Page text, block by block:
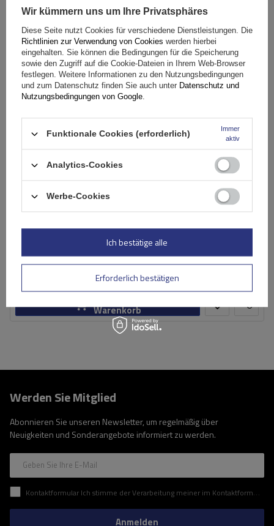
Peruzzo Firenze 2 E-Bike – Heckklappen-Fahrradträger
Maximales Fahrradgewicht:
22,5 kg
Nutzlast der Haltebügel:
45 kg
kompatibel mit Elektrofahrrädern
Aluminiumkonstruktion
179,99 €inkl. MwSt
Große Menge verfügbar Wir versenden schon am
Warenkorb
Werden Sie Mitglied
Abonnieren Sie unseren Newsletter, um regelmäßig über
Neuigkeiten und Sonderangebote informiert zu werden.
Geben Sie Ihre E-Mail
Kontaktformular Ich stimme der Verarbeitung meiner im Kontaktformular enthaltenen personenbezogenen Daten gemäß der Verordnung (EU) des Europäischen Parlaments und des Rates zu.
Anmelden
Wir kümmern uns um Ihre Privatsphäres
Diese Seite nutzt Cookies für verschiedene Dienstleistungen. Die
Richtlinien zur Verwendung von Cookies werden hierbei
eingehalten. Sie können die Bedingungen für die Speicherung
sowie den Zugriff auf die Cookie-Dateien in Ihrem Web-Browser
festlegen. Weitere Informationen zu den Nutzungsbedingungen
und zum Datenschutz finden Sie auch unter Datenschutz und
Nutzungsbedingungen von Google.
Funktionale Cookies (erforderlich)
Immer
aktiv
Analytics-Cookies
Werbe-Cookies
Erforderlich bestätigen
Ich bestätige alle